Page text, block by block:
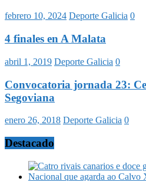
febrero 10, 2024 Deporte Galicia 0
4 finales en A Malata
abril 1, 2019 Deporte Galicia 0
Convocatoria jornada 23:
Segoviana
enero 26, 2018 Deporte Galicia 0
Destacado